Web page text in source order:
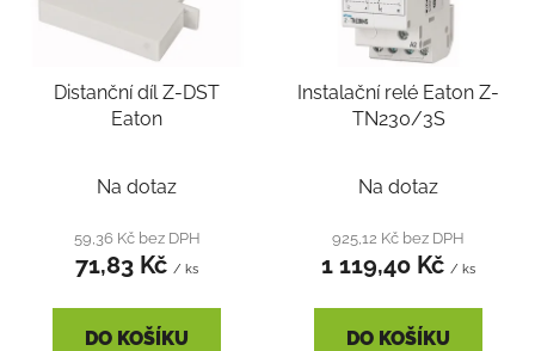
Distanční díl Z-DST
Eaton
Na dotaz
59,36 Kč bez DPH
71,83 Kč / ks
DO KOŠÍKU
Instalační relé Eaton Z-
TN230/3S
Na dotaz
925,12 Kč bez DPH
1 119,40 Kč / ks
DO KOŠÍKU